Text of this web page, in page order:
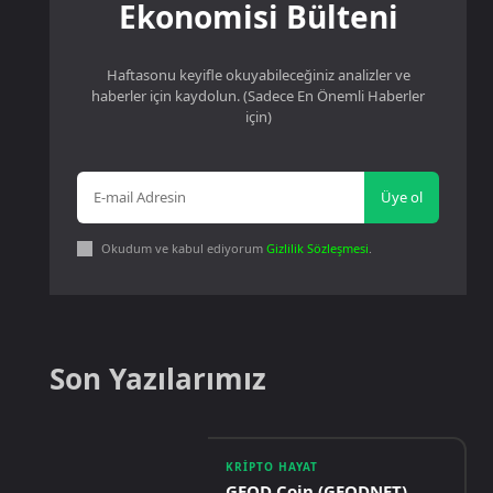
Ekonomisi Bülteni
Haftasonu keyifle okuyabileceğiniz analizler ve
haberler için kaydolun. (Sadece En Önemli Haberler
için)
Üye ol
Okudum ve kabul ediyorumGizlilik Sözleşmesi.
Son Yazılarımız
KRIPTO HAYAT